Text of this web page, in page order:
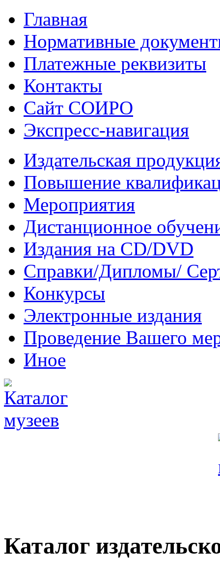
Главная
Нормативные
Платежные реквизиты
Контакты
Сайт СОИРО
Экспресс-навигация
Издательская
Повышение
Мероприятия
Дистанционное
Издания на CD/DVD
Справки/Дипломы/
Конкурсы
Электронные издания
Проведение Вашего
Иное
Каталог